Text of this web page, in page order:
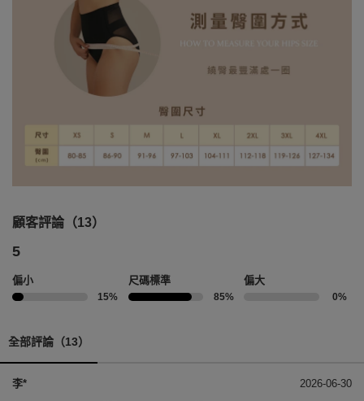
顧客評論（13）
5
偏小
15%
尺碼標準
85%
偏大
0%
全部評論（13）
李* 2026-06-30